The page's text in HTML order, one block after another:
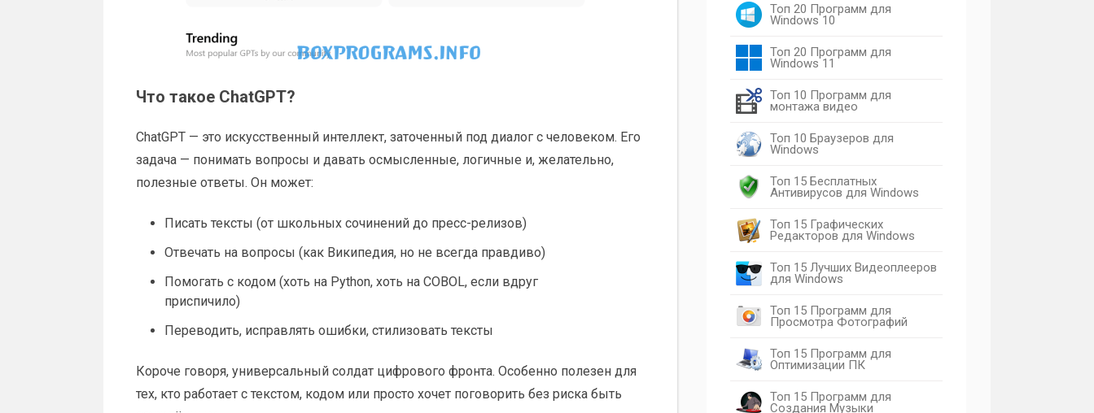
Что такое ChatGPT?
ChatGPT — это искусственный интеллект, заточенный под диалог с человеком. Его
задача — понимать вопросы и давать осмысленные, логичные и, желательно,
полезные ответы. Он может:
Писать тексты (от школьных сочинений до пресс-релизов)
Отвечать на вопросы (как Википедия, но не всегда правдиво)
Помогать с кодом (хоть на Python, хоть на COBOL, если вдруг
приспичило)
Переводить, исправлять ошибки, стилизовать тексты
Короче говоря, универсальный солдат цифрового фронта. Особенно полезен для
тех, кто работает с текстом, кодом или просто хочет поговорить без риска быть
Топ 20 Программ для
Windows 10
Топ 20 Программ для
Windows 11
Топ 10 Программ для
монтажа видео
Топ 10 Браузеров для
Windows
Топ 15 Бесплатных
Антивирусов для Windows
Топ 15 Графических
Редакторов для Windows
Топ 15 Лучших Видеоплееров
для Windows
Топ 15 Программ для
Просмотра Фотографий
Топ 15 Программ для
Оптимизации ПК
Топ 15 Программ для
Создания Музыки